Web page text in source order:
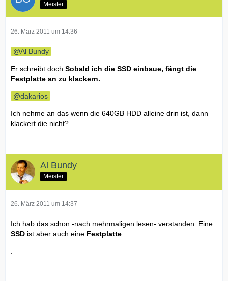
Meister
26. März 2011 um 14:36
Al Bundy
Er schreibt doch Sobald ich die SSD einbaue, fängt die
Festplatte an zu klackern.
dakarios
Ich nehme an das wenn die 640GB HDD alleine drin ist, dann
klackert die nicht?
Al Bundy
Meister
26. März 2011 um 14:37
Ich hab das schon -nach mehrmaligen lesen- verstanden. Eine
SSD ist aber auch eine Festplatte